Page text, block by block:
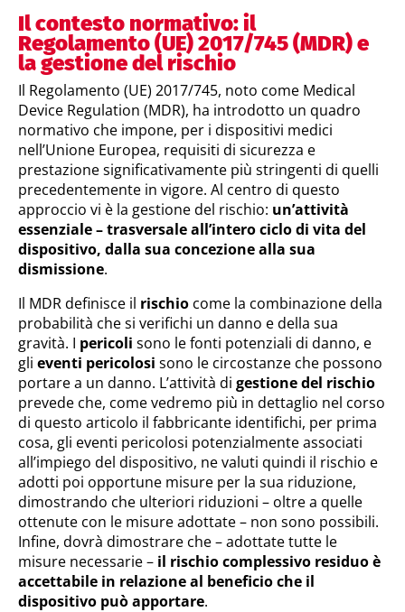
Il contesto normativo: il
Regolamento (UE) 2017/745 (MDR) e
la gestione del rischio
Il Regolamento (UE) 2017/745, noto come Medical
Device Regulation (MDR), ha introdotto un quadro
normativo che impone, per i dispositivi medici
nell’Unione Europea, requisiti di sicurezza e
prestazione significativamente più stringenti di quelli
precedentemente in vigore. Al centro di questo
approccio vi è la gestione del rischio: un’attività
essenziale – trasversale all’intero ciclo di vita del
dispositivo, dalla sua concezione alla sua
dismissione.
Il MDR definisce il rischio come la combinazione della
probabilità che si verifichi un danno e della sua
gravità. I pericoli sono le fonti potenziali di danno, e
gli eventi pericolosi sono le circostanze che possono
portare a un danno. L’attività di gestione del rischio
prevede che, come vedremo più in dettaglio nel corso
di questo articolo il fabbricante identifichi, per prima
cosa, gli eventi pericolosi potenzialmente associati
all’impiego del dispositivo, ne valuti quindi il rischio e
adotti poi opportune misure per la sua riduzione,
dimostrando che ulteriori riduzioni – oltre a quelle
ottenute con le misure adottate – non sono possibili.
Infine, dovrà dimostrare che – adottate tutte le
misure necessarie – il rischio complessivo residuo è
accettabile in relazione al beneficio che il
dispositivo può apportare.